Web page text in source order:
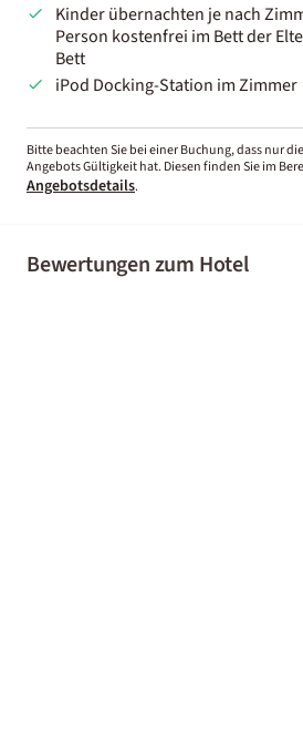
Kinder übernachten je nach
Person kostenfrei im Bett der
Bett
iPod Docking-Station im Zimmer
Bitte beachten Sie bei einer Buchung, dass nur
Angebots Gültigkeit hat. Diesen finden Sie im
Angebotsdetails.
Bewertungen zum Hotel